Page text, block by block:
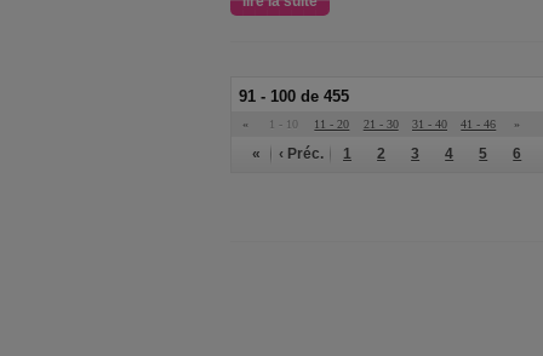
91 - 100 de 455
« 1 - 10 11 - 20 21 - 30 31 - 40 41 - 46 »
« ‹ Préc. 1 2 3 4 5 6